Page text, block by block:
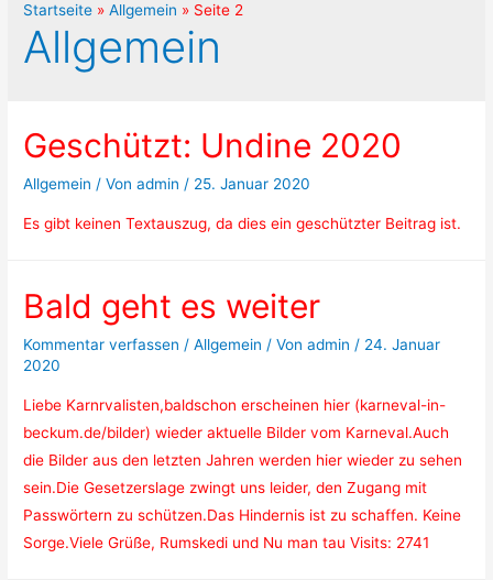
Startseite Allgemein Seite 2
Allgemein
Geschützt: Undine 2020
Allgemein / Vonadmin / 25. Januar 2020
Es gibt keinen Textauszug, da dies ein geschützter Beitrag ist.
Bald geht es weiter
Kommentar verfassen /Allgemein / Vonadmin / 24. Januar
2020
Liebe Karnrvalisten,baldschon erscheinen hier (karneval-in-
beckum.de/bilder) wieder aktuelle Bilder vom Karneval.Auch
die Bilder aus den letzten Jahren werden hier wieder zu sehen
sein.Die Gesetzerslage zwingt uns leider, den Zugang mit
Passwörtern zu schützen.Das Hindernis ist zu schaffen. Keine
Sorge.Viele Grüße, Rumskedi und Nu man tau Visits: 2741